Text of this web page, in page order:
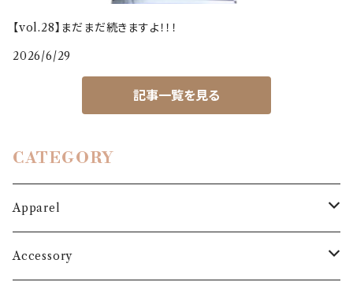
【vol.28】まだまだ続きますよ！！！
2026/6/29
記事一覧を見る
CATEGORY
Apparel
Outer
Accessory